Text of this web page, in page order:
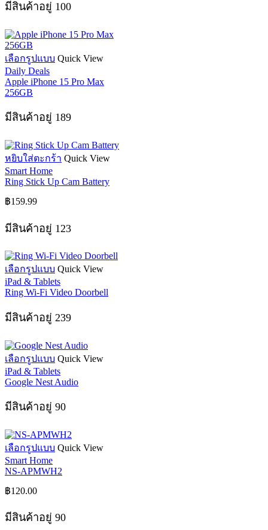
มีสินค้าอยู่ 100
เลือกรูปแบบ This
product
has
multiple
options
be
chosen
on
product
Quick View
Daily Deals
Apple iPhone 15 Pro Max
256GB
มีสินค้าอยู่ 189
หยิบใส่ตะกร้า Quick View
Smart Home
Ring Stick Up Cam Battery
฿159.99
มีสินค้าอยู่ 123
เลือกรูปแบบ This
product
has
multiple
The
may
be
chosen
on
the
page
Quick View
iPad & Tablets
Ring Wi-Fi Video Doorbell
มีสินค้าอยู่ 239
เลือกรูปแบบ This
product
has
multiple
The
may
be
chosen
the
Quick View
iPad & Tablets
Google Nest Audio
มีสินค้าอยู่ 90
เลือกรูปแบบ This
product
has
multiple
may
Quick View
Smart Home
NS-APMWH2
฿120.00
มีสินค้าอยู่ 90